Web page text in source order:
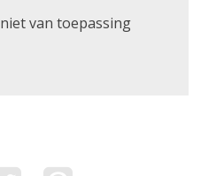
niet van toepassing